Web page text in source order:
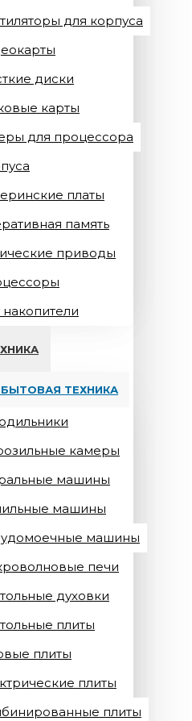
для корпуса
диски
карты
для процессора
платы
память
приводы
накопители
ТЕХНИКА
камеры
машины
машины
машины
печи
духовки
плиты
плиты
плиты
плиты